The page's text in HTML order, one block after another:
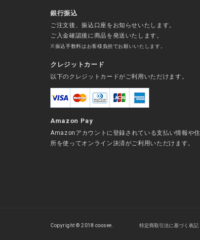
銀行振込
ご注文後、振込口座をお知らせいたします。
ご入金確認後に商品を発送いたします。
※振込手数料はお客様負担でお願いいたします。
クレジットカード
以下のクレジットカードがご利用いただけます。
Amazon Pay
Amazonアカウントに登録されている支払い情報や住
所を使ってオンライン決済がご利用いただけます。
Copyright © 2018 coosee. 特定商取引法に基づく表記